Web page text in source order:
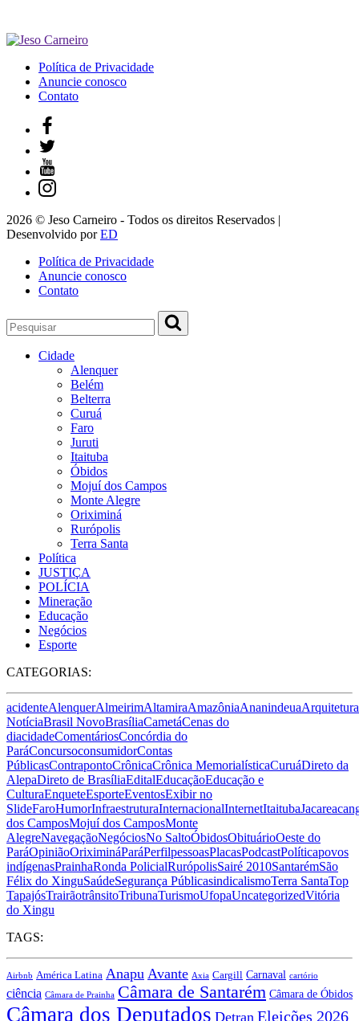
Política de Privacidade
Anuncie conosco
Contato
2026 © Jeso Carneiro - Todos os direitos Reservados |
Desenvolvido porED
Política de Privacidade
Anuncie conosco
Contato
Cidade
Alenquer
Belém
Belterra
Curuá
Faro
Juruti
Itaituba
Óbidos
Mojuí dos Campos
Monte Alegre
Oriximiná
Rurópolis
Terra Santa
Política
JUSTIÇA
POLÍCIA
Mineração
Educação
Negócios
Esporte
CATEGORIAS:
acidenteAlenquerAlmeirimAltamiraAmazôniaAnanindeuaArquitetura
NotíciaBrasil NovoBrasíliaCametáCenas do
diacidadeComentáriosConcórdia do
ParáConcursoconsumidorContas
PúblicasContrapontoCrônicaCrônica MemorialísticaCuruáDireto da
AlepaDireto de BrasíliaEditalEducaçãoEducação e
CulturaEnqueteEsporteEventosExibir no
SlideFaroHumorInfraestruturaInternacionalInternetItaituba
dos CamposMojuí dos CamposMonte
AlegreNavegaçãoNegóciosNo SaltoÓbidosObituárioOeste do
ParáOpiniãoOriximináParáPerfilpessoasPlacasPodcastPolíticapovos
indígenasPrainhaRonda PolicialRurópolisSairé 2010SantarémSão
Félix do XinguSaúdeSegurança PúblicasindicalismoTerra SantaTop
TapajósTrairãotrânsitoTribunaTurismoUfopaUncategorizedVitória
do Xingu
TAGS:
Airbnb América Latina Anapu Avante Axia Cargill Carnaval cartório
ciência Câmara de Prainha Câmara de Santarém Câmara de Óbidos
Câmara dos Deputados Detran Eleições 2026